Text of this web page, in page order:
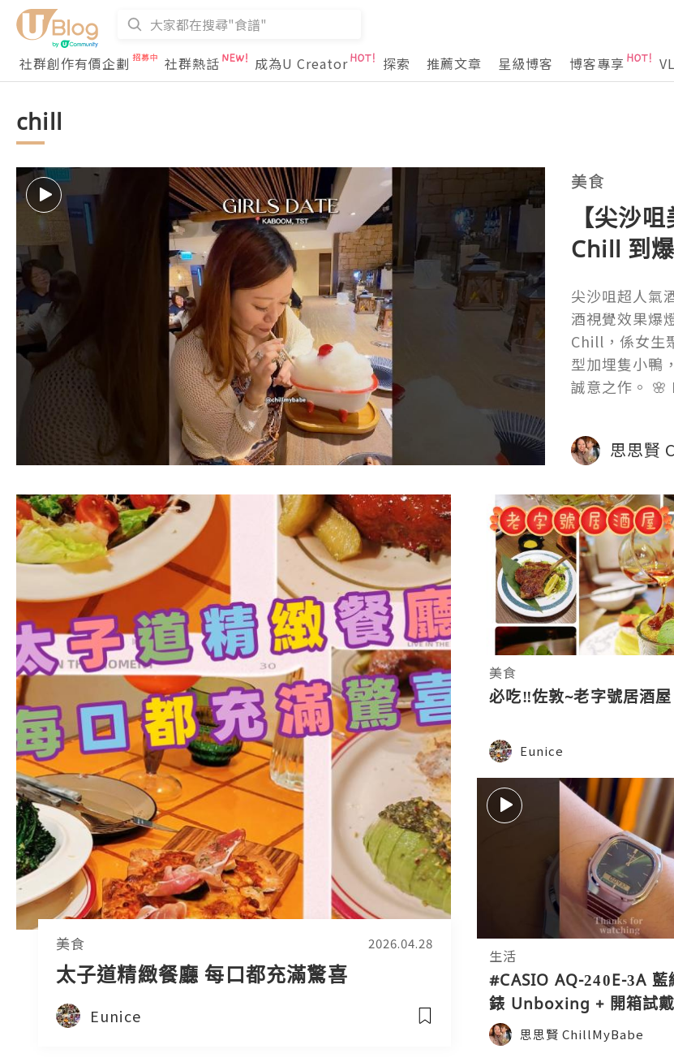
社群創作有價企劃
社群熱話 成為U Creator 探索 推薦文章 星級博客 博客專享
chill
美食
【尖沙
Chill 到
尖沙咀超人氣
酒視覺效果爆
Chill，係女生
型加埋隻小鴨
誠意之作。 🌸
思思賢
美食 2026.04.28
太子道精緻餐廳 每口都充滿驚喜
Eunice
美食
必吃‼️佐敦~老字號居酒屋
Eunice
生活
#CASIO AQ-240E-3A 藍
錶 Unboxing + 開箱試
物首選｜復古摩登混搭超
#unboxing
思思賢 ChillMyBabe